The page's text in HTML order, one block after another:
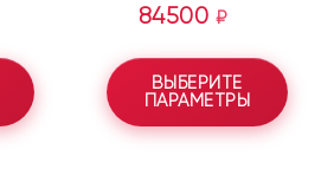
84500 ₽
ВЫБЕРИТЕ
ПАРАМЕТРЫ